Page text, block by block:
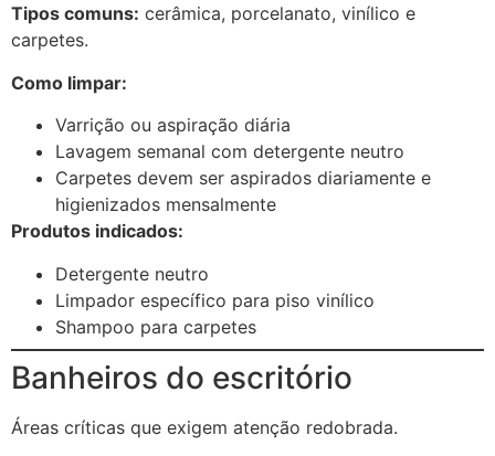
Tipos comuns: cerâmica, porcelanato, vinílico e
carpetes.
Como limpar:
Varrição ou aspiração diária
Lavagem semanal com detergente neutro
Carpetes devem ser aspirados diariamente e
higienizados mensalmente
Produtos indicados:
Detergente neutro
Limpador específico para piso vinílico
Shampoo para carpetes
Banheiros do escritório
Áreas críticas que exigem atenção redobrada.